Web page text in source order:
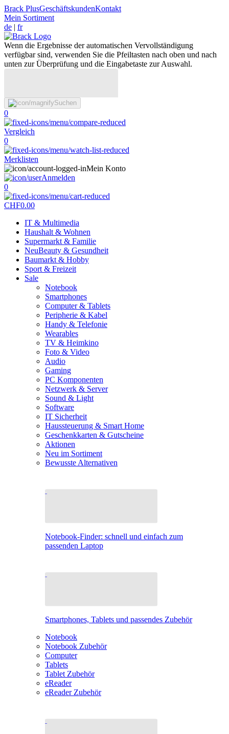
Brack PlusGeschäftskundenKontakt
Mein Sortiment
de | fr
Wenn die Ergebnisse der automatischen Vervollständigung
verfügbar sind, verwenden Sie die Pfeiltasten nach oben und nach
unten zur Überprüfung und die Eingabetaste zur Auswahl.
Suchen
0
Vergleich
0
Merklisten
Mein Konto
Anmelden
0
CHF0.00
IT & Multimedia
Haushalt & Wohnen
Supermarkt & Familie
NeuBeauty & Gesundheit
Baumarkt & Hobby
Sport & Freizeit
Sale
Notebook
Smartphones
Computer & Tablets
Peripherie & Kabel
Handy & Telefonie
Wearables
TV & Heimkino
Foto & Video
Audio
Gaming
PC Komponenten
Netzwerk & Server
Sound & Light
Software
IT Sicherheit
Haussteuerung & Smart Home
Geschenkkarten & Gutscheine
Aktionen
Neu im Sortiment
Bewusste Alternativen
Notebook-Finder: schnell und einfach zum
passenden Laptop
Smartphones, Tablets und passendes Zubehör
Notebook
Notebook Zubehör
Computer
Tablets
Tablet Zubehör
eReader
eReader Zubehör